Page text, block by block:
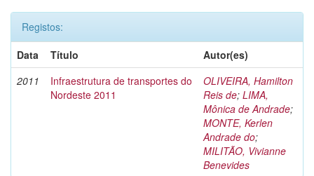
Registos:
Data
Título
Autor(es)
2011
Infraestrutura de transportes do
Nordeste 2011
OLIVEIRA, Hamilton
Reis de; LIMA,
Mônica de Andrade;
MONTE, Kerlen
Andrade do;
MILITÃO, Vivianne
Benevides